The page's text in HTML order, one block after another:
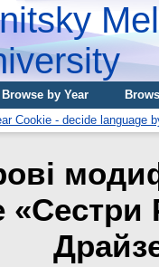
Browse by Year
«Сестри